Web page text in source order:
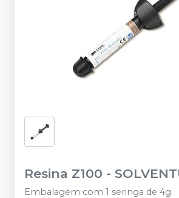
Resina Z100 -
Embalagem com 1 seringa de 4g.